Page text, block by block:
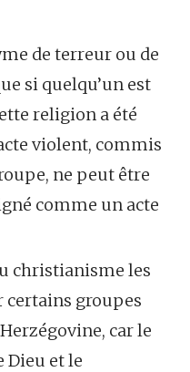
de terreur ou de
si quelqu’un est
religion a été
violent, commis
ne peut être
comme un acte
christianisme les
certains groupes
car le
Dieu et le